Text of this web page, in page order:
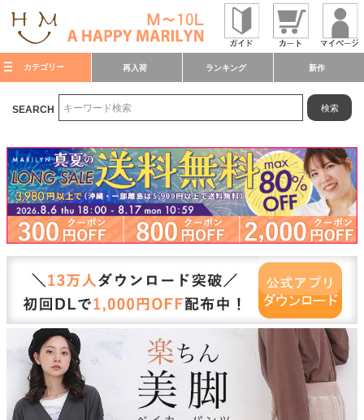
カテゴリー 再入荷 ランキング 新作
SEARCH 検索